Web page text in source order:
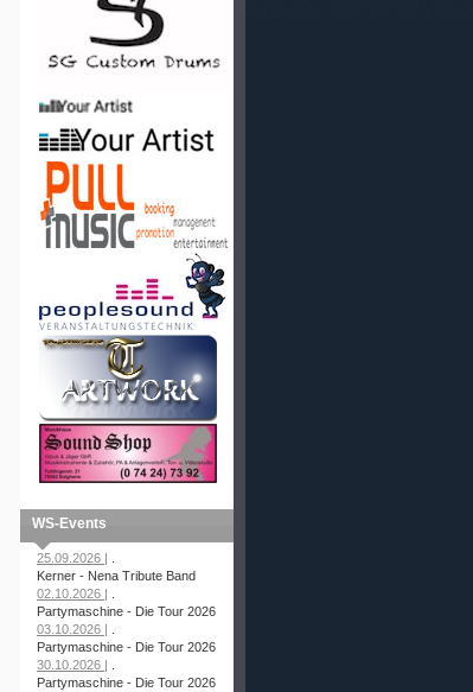
WS-Events
25.09.2026 |
Kerner - Nena Tribute Band
02.10.2026 |
Partymaschine - Die Tour 2026
03.10.2026 |
Partymaschine - Die Tour 2026
30.10.2026 |
Partymaschine - Die Tour 2026